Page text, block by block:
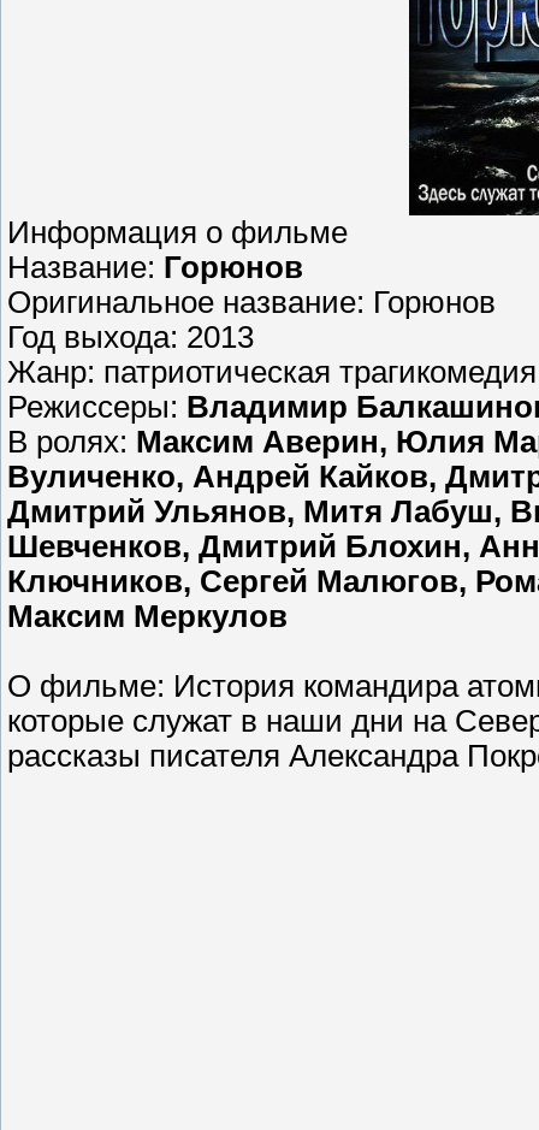
Информация о фильме
Название: Горюнов
Оригинальное название: Горюнов
Год выхода: 2013
Жанр: патриотическая трагикомедия
Режиссеры: Владимир
В ролях: Максим Аверин, Юлия
Вуличенко, Андрей Кайков,
Дмитрий Ульянов, Митя Лабуш,
Шевченков, Дмитрий Блохин,
Ключников, Сергей Малюгов,
Максим Меркулов
О фильме: История командира
которые служат в наши дни на
рассказы писателя Александра